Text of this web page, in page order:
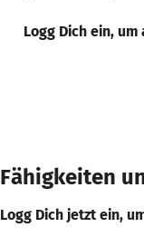
Logg Dich ein,
Fähigkeiten
Logg Dich jetzt ein,